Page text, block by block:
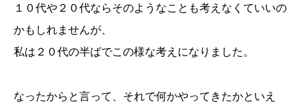
１０代や２０代ならそのようなことも考えなくていいの
かもしれませんが、
私は２０代の半ばでこの様な考えになりました。
なったからと言って、それで何かやってきたかといえ